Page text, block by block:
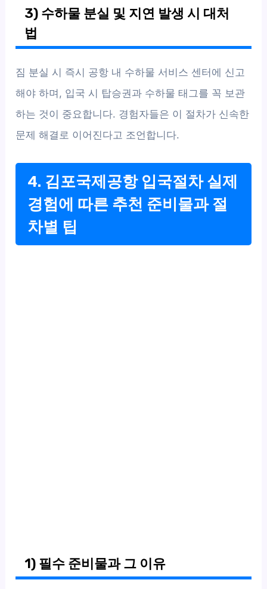
3) 수하물 분실 및 지연 발생 시 대처
법
짐 분실 시 즉시 공항 내 수하물 서비스 센터에 신고
해야 하며, 입국 시 탑승권과 수하물 태그를 꼭 보관
하는 것이 중요합니다. 경험자들은 이 절차가 신속한
문제 해결로 이어진다고 조언합니다.
4. 김포국제공항 입국절차 실제
경험에 따른 추천 준비물과 절
차별 팁
1) 필수 준비물과 그 이유